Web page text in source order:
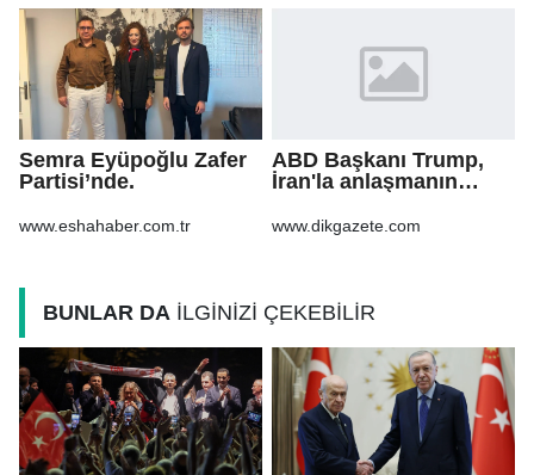
Semra Eyüpoğlu Zafer
Partisi’nde.
www.eshahaber.com.tr
ABD Başkanı Trump,
İran'la anlaşmanın
sağlanabileceğini
www.dikgazete.com
BUNLAR DA İLGİNİZİ ÇEKEBİLİR